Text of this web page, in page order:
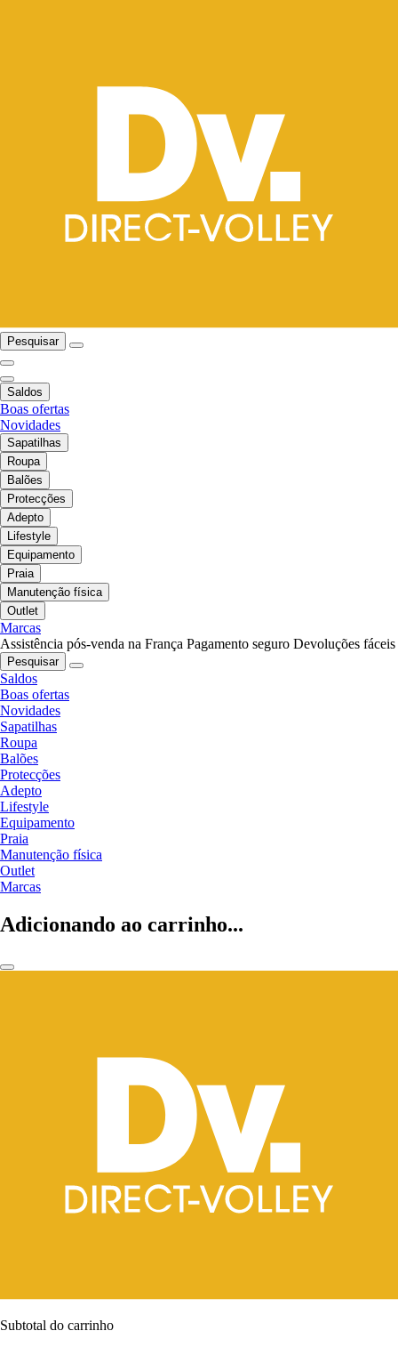
Pesquisar
Saldos
Boas ofertas
Novidades
Sapatilhas
Roupa
Balões
Protecções
Adepto
Lifestyle
Equipamento
Praia
Manutenção física
Outlet
Marcas
Assistência pós-venda na França Pagamento seguro Devoluções fáceis
Pesquisar
Saldos
Boas ofertas
Novidades
Sapatilhas
Roupa
Balões
Protecções
Adepto
Lifestyle
Equipamento
Praia
Manutenção física
Outlet
Marcas
Adicionando ao carrinho...
Subtotal do carrinho